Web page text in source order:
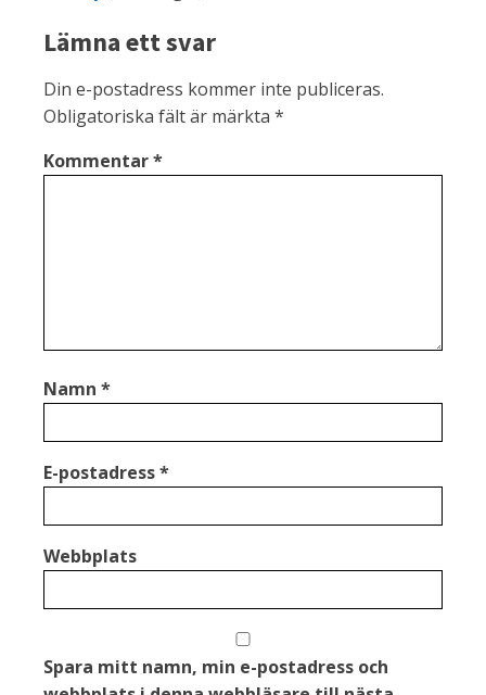
Lämna ett svar
Din e-postadress kommer inte publiceras.
Obligatoriska fält är märkta *
Kommentar*
Namn *
E-postadress*
Webbplats
Spara mitt namn, min e-postadress och